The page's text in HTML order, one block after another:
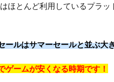
ほとんど利用しているプラ
ールはサマーセールと並ぶ大
ゲームが安くなる時期です！